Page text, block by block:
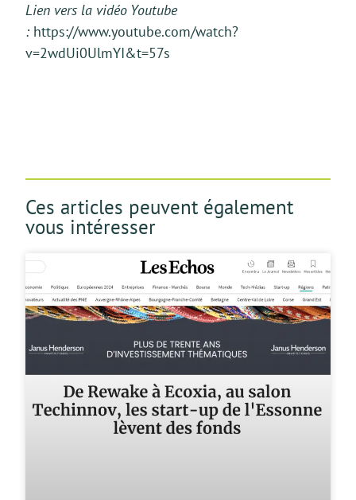
Lien vers la vidéo Youtube
: https://www.youtube.com/watch?
v=2wdUi0UlmYI&t=57s
Ces articles peuvent également
vous intéresser